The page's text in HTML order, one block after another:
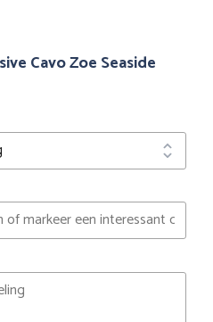
Cavo Zoe Seaside